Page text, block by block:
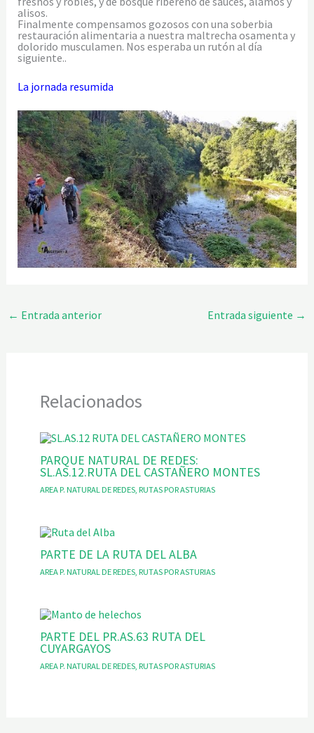
alisos.
Finalmente compensamos gozosos con una soberbia
restauración alimentaria a nuestra maltrecha osamenta y
dolorido musculamen. Nos esperaba un rutón al día
siguiente..
La jornada resumida
← Entrada anterior Entrada siguiente →
Relacionados
PARQUE NATURAL DE REDES:
SL.AS.12.RUTA DEL CASTAÑERO MONTES
AREA P. NATURAL DE REDES, RUTAS POR ASTURIAS
PARTE DE LA RUTA DEL ALBA
AREA P. NATURAL DE REDES, RUTAS POR ASTURIAS
PARTE DEL PR.AS.63 RUTA DEL
CUYARGAYOS
AREA P. NATURAL DE REDES, RUTAS POR ASTURIAS